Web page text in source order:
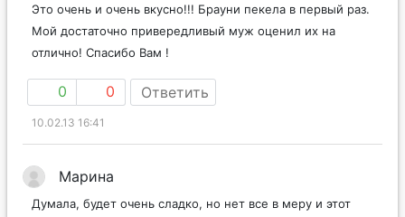
Это очень и очень вкусно!!! Брауни пекела в первый раз.
Мой достаточно привередливый муж оценил их на
отлично! Спасибо Вам !
0 0 Ответить
10.02.13 16:41
Марина
Думала, будет очень сладко, но нет все в меру и этот